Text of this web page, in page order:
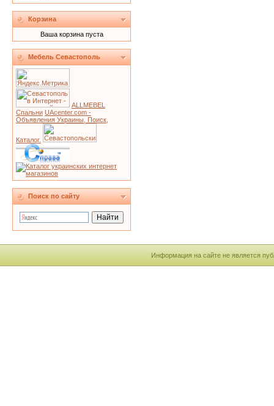
Корзина
Ваша корзина пуста
Мебель Севастополь
ALLMEBEL
Спальни UAcenter.com -
Объявления Украины, Поиск,
Каталог.
Поиск по сайту
Информация на сайте не является